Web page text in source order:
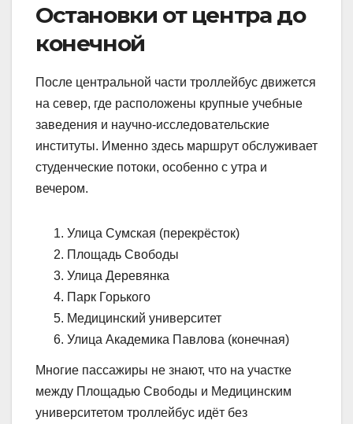
Остановки от центра до
конечной
После центральной части троллейбус движется
на север, где расположены крупные учебные
заведения и научно-исследовательские
институты. Именно здесь маршрут обслуживает
студенческие потоки, особенно с утра и
вечером.
Улица Сумская (перекрёсток)
Площадь Свободы
Улица Деревянка
Парк Горького
Медицинский университет
Улица Академика Павлова (конечная)
Многие пассажиры не знают, что на участке
между Площадью Свободы и Медицинским
университетом троллейбус идёт без